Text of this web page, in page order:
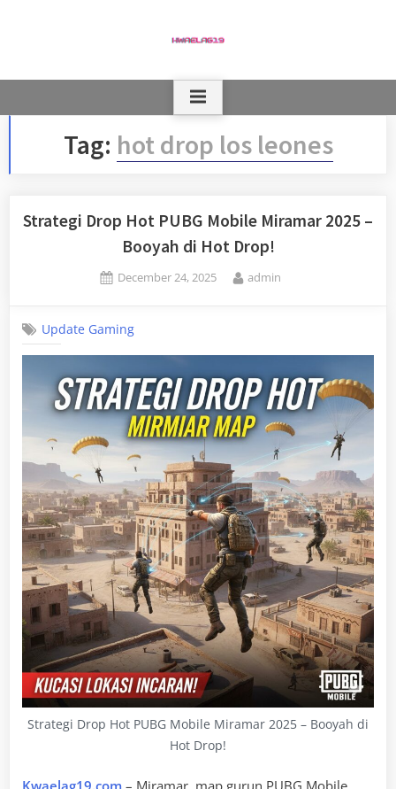
Tag: hot drop los leones
Strategi Drop Hot PUBG Mobile Miramar 2025 –
Booyah di Hot Drop!
Posted
December 24, 2025 By
admin
Update Gaming
Strategi Drop Hot PUBG Mobile Miramar 2025 – Booyah di
Hot Drop!